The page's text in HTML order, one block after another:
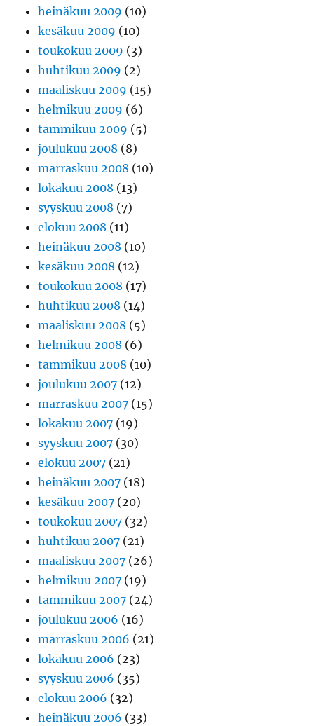
heinäkuu 2009 (10)
kesäkuu 2009 (10)
toukokuu 2009 (3)
huhtikuu 2009 (2)
maaliskuu 2009 (15)
helmikuu 2009 (6)
tammikuu 2009 (5)
joulukuu 2008 (8)
marraskuu 2008 (10)
lokakuu 2008 (13)
syyskuu 2008 (7)
elokuu 2008 (11)
heinäkuu 2008 (10)
kesäkuu 2008 (12)
toukokuu 2008 (17)
huhtikuu 2008 (14)
maaliskuu 2008 (5)
helmikuu 2008 (6)
tammikuu 2008 (10)
joulukuu 2007 (12)
marraskuu 2007 (15)
lokakuu 2007 (19)
syyskuu 2007 (30)
elokuu 2007 (21)
heinäkuu 2007 (18)
kesäkuu 2007 (20)
toukokuu 2007 (32)
huhtikuu 2007 (21)
maaliskuu 2007 (26)
helmikuu 2007 (19)
tammikuu 2007 (24)
joulukuu 2006 (16)
marraskuu 2006 (21)
lokakuu 2006 (23)
syyskuu 2006 (35)
elokuu 2006 (32)
heinäkuu 2006 (33)